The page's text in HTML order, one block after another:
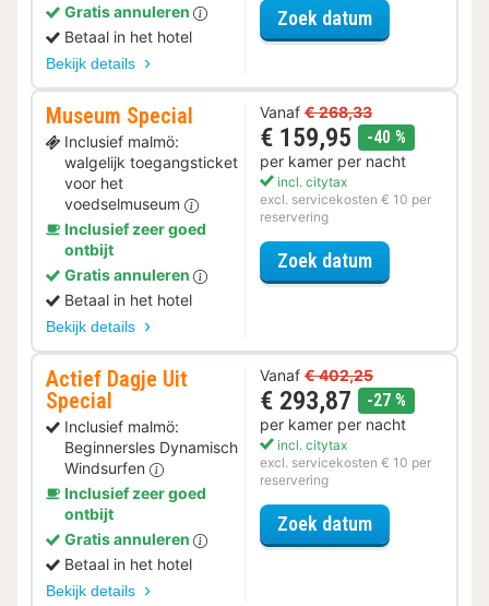
Gratis annuleren
Betaal in het hotel
Bekijk details
Zoek datumvoor Fiets
Museum Special
Inclusief malmö:
walgelijk toegangsticket
voor het
voedselmuseum
Inclusief zeer goed
ontbijt
Gratis annuleren
Betaal in het hotel
Bekijk details
Vanaf € 268,33
€ 159,95 -40 %
per kamer per nacht
incl. citytax
excl. servicekosten € 10 per
reservering
Zoek datumvoor Museum
Actief Dagje Uit
Special
Inclusief malmö:
Beginnersles Dynamisch
Windsurfen
Inclusief zeer goed
ontbijt
Gratis annuleren
Betaal in het hotel
Bekijk details
Vanaf € 402,25
€ 293,87 -27 %
per kamer per nacht
incl. citytax
excl. servicekosten € 10 per
reservering
Zoek datumvoor Actief